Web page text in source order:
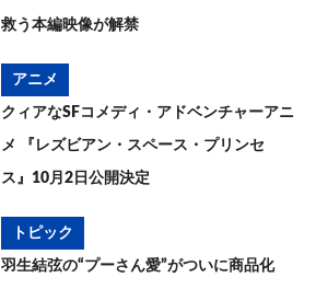
救う本編映像が解禁
アニメ
クィアなSFコメディ・アドベンチャーアニ
メ 『レズビアン・スペース・プリンセ
ス』10月2日公開決定
トピック
羽生結弦の“プーさん愛”がついに商品化